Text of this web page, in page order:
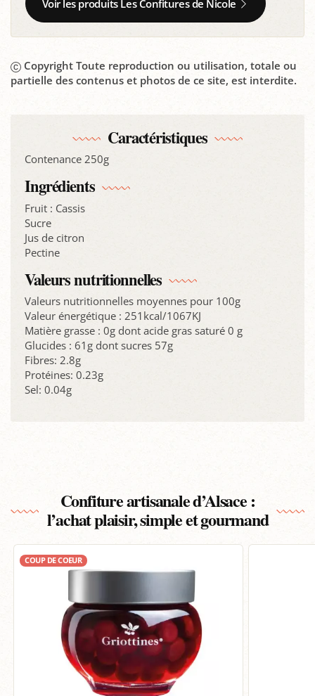
Voir les produits Les Confitures de Nicole
Copyright Toute reproduction ou utilisation, totale ou
partielle des contenus et photos de ce site, est interdite.
Caractéristiques
Contenance 250g
Ingrédients
Fruit : Cassis
Sucre
Jus de citron
Pectine
Valeurs nutritionnelles
Valeurs nutritionnelles moyennes pour 100g
Valeur énergétique : 251kcal/1067KJ
Matière grasse : 0g dont acide gras saturé 0 g
Glucides : 61g dont sucres 57g
Fibres: 2.8g
Protéines: 0.23g
Sel: 0.04g
Confiture artisanale d’Alsace :
l’achat plaisir, simple et gourmand
COUP DE COEUR